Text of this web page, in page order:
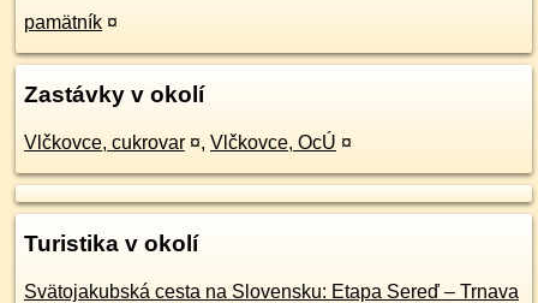
pamätník ¤
Zastávky v okolí
Vlčkovce, cukrovar ¤, Vlčkovce, OcÚ ¤
Turistika v okolí
Svätojakubská cesta na Slovensku: Etapa Sereď – Trnava